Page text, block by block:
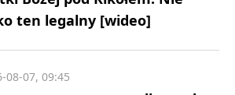
ten legalny [wideo]
08-07, 09:45